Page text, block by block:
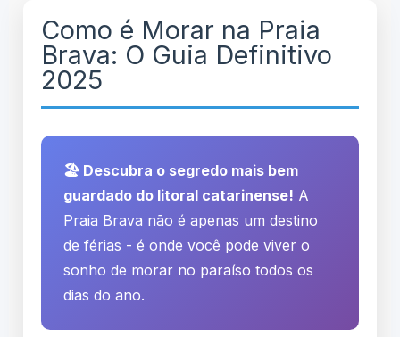
Como é Morar na Praia
Brava: O Guia Definitivo
2025
🏖️ Descubra o segredo mais bem
guardado do litoral catarinense! A
Praia Brava não é apenas um destino
de férias - é onde você pode viver o
sonho de morar no paraíso todos os
dias do ano.